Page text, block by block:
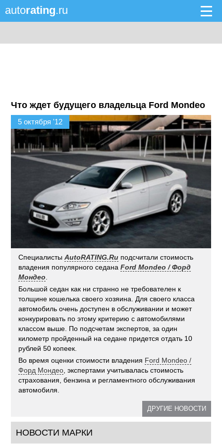
autorating.ru
Что ждет будущего владельца Ford Mondeo
5 октября '12
СпециалистыAutoRATING.Ru подсчитали стоимость
владения популярного седанаFord Mondeo / Форд
Мондео
Большой седан как ни странно не требователен к
толщине кошелька своего хозяина. Для своего класса
автомобиль очень доступен в обслуживании и может
конкурировать по этому критерию с автомобилями
классом выше. По подсчетам экспертов, за один
километр пройденный на седане придется отдать 10
рублей 50 копеек.
Во время оценки стоимости владения Ford Mondeo /
Форд Мондео , экспертами учитывалась стоимость
страхования, бензина и регламентного обслуживания
автомобиля.
ДРУГИЕ НОВОСТИ
НОВОСТИ МАРКИ